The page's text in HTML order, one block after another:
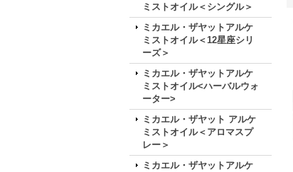
ミストオイル＜シングル＞
ミカエル・ザヤットアルケ
ミストオイル＜12星座シリ
ーズ＞
ミカエル・ザヤットアルケ
ミストオイル<ハーバルウォ
ーター>
ミカエル・ザヤット アルケ
ミストオイル＜アロマスプ
レー＞
ミカエル・ザヤットアルケ